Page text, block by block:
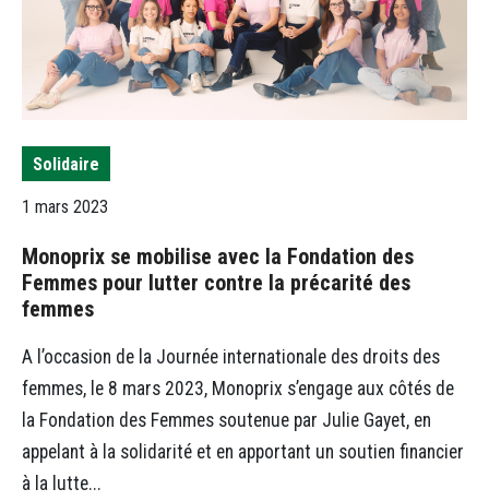
Solidaire
1 mars 2023
Monoprix se mobilise avec la Fondation des
Femmes pour lutter contre la précarité des
femmes
A l’occasion de la Journée internationale des droits des
femmes, le 8 mars 2023, Monoprix s’engage aux côtés de
la Fondation des Femmes soutenue par Julie Gayet, en
appelant à la solidarité et en apportant un soutien financier
à la lutte...